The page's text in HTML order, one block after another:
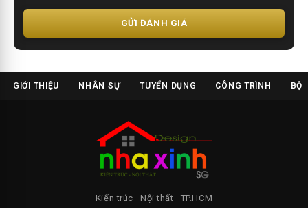
GỬI ĐÁNH GIÁ
GIỚI THIỆU NHÂN SỰ TUYỂN DỤNG CÔNG TRÌNH BỘ
Kiến trúc · Nội thất · TP.HCM